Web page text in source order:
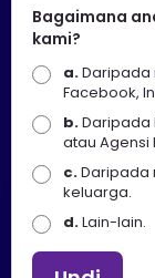
8891
7100
Penafian :
Pelancongan
disebabkan
yang diperolehi
Bagaimana
kami?
a.Daripada
Facebook,
b.Daripada
atau Agensi
c.Daripada
keluarga.
d.Lain-lain.
Apa Khabar!
Pelancongan,